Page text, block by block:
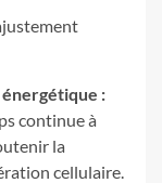
:
continue à
la
cellulaire.